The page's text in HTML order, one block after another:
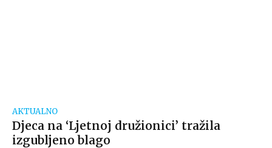
AKTUALNO
Djeca na ‘Ljetnoj družionici’ tražila
izgubljeno blago